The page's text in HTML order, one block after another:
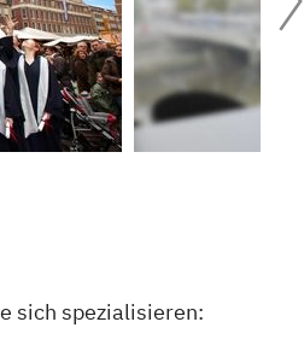
sich spezialisieren: